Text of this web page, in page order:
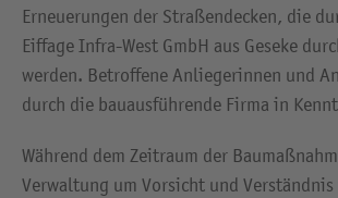
Erneuerungen der Straßendecken, die
Eiffage Infra-West GmbH aus Geseke
werden. Betroffene Anliegerinnen und
durch die bauausführende Firma in
Während dem Zeitraum der
Verwaltung um Vorsicht und